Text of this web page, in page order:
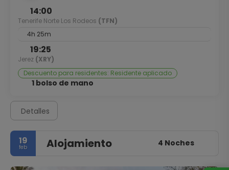
14:00
Tenerife Norte Los Rodeos (TFN)
4h 25m
19:25
Jerez (XRY)
Descuento para residentes: Residente aplicado
1 bolso de mano
Detalles
19
feb Alojamiento 4 Noches